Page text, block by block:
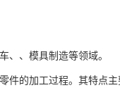
、、模具制造等领域。
的加工过程。其特点主